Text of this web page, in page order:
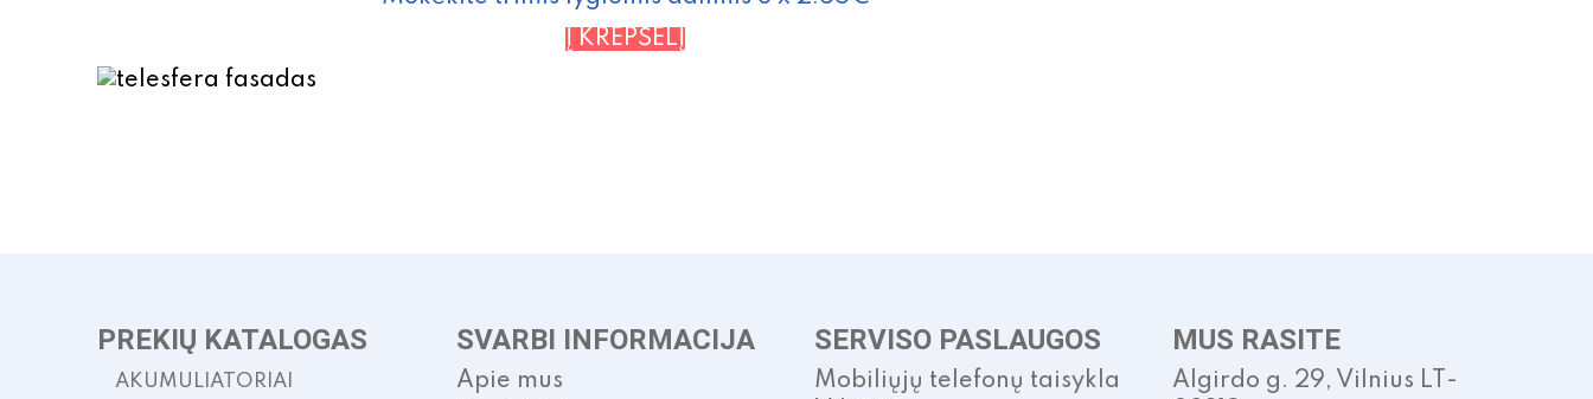
Į KREPŠELĮ
PREKIŲ KATALOGAS
AKUMULIATORIAI
SVARBI INFORMACIJA
Apie mus
SERVISO PASLAUGOS
Mobiliųjų telefonų taisykla
MUS RASITE
Algirdo g. 29, Vilnius LT-